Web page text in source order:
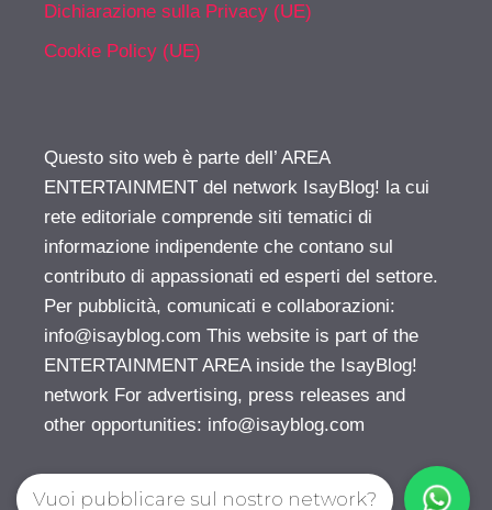
Dichiarazione sulla Privacy (UE)
Cookie Policy (UE)
Questo sito web è parte dell’ AREA
ENTERTAINMENT del network IsayBlog! la cui
rete editoriale comprende siti tematici di
informazione indipendente che contano sul
contributo di appassionati ed esperti del settore.
Per pubblicità, comunicati e collaborazioni:
info@isayblog.com This website is part of the
ENTERTAINMENT AREA inside the IsayBlog!
network For advertising, press releases and
other opportunities: info@isayblog.com
Vuoi pubblicare sul nostro network?